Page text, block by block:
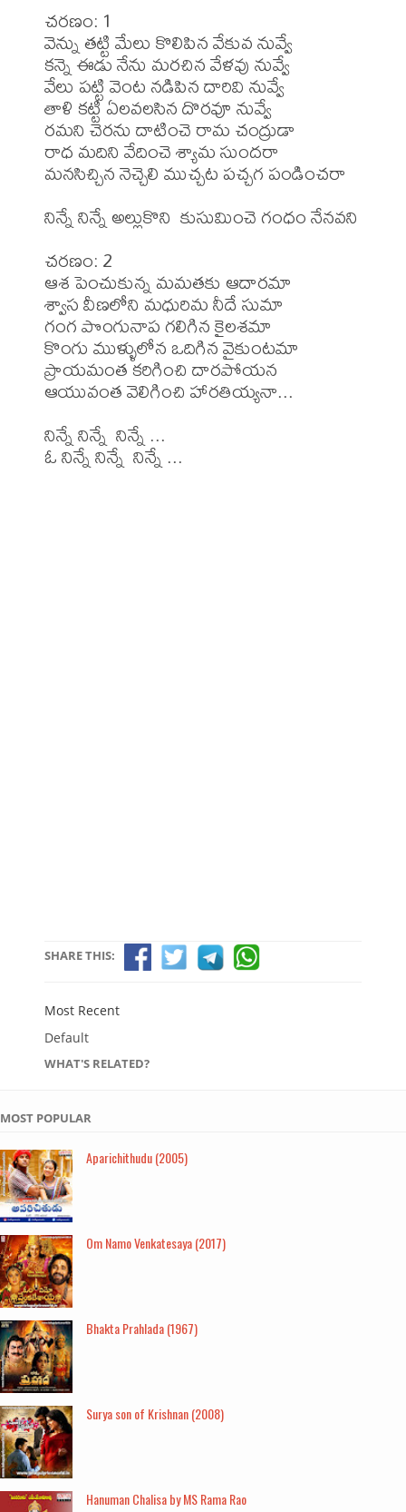
చరణం: 1
వెన్ను తట్టి మేలు కొలిపిన వేకువ నువ్వే
కన్నె ఈడు నేను మరచిన వేళవు నువ్వే
వేలు పట్టి వెంట నడిపిన దారివి నువ్వే
తాళి కట్టి ఏలవలసిన దొరవూ నువ్వే
రమని చెరను దాటించె రామ చంద్రుడా
రాధ మదిని వేదించె శ్యామ సుందరా
మనసిచ్చిన నెచ్చెలి ముచ్చట పచ్చగ పండించరా
నిన్నే నిన్నే అల్లుకొని  కుసుమించె గంధం నేనవని
చరణం: 2
ఆశ పెంచుకున్న మమతకు ఆదారమా
శ్వాస వీణలోని మధురిమ నీదే సుమా
గంగ పొంగునాప గలిగిన కైలశమా
కొంగు ముళ్ళులోన ఒదిగిన వైకుంటమా
ప్రాయమంత కరిగించి దారపోయన
ఆయువంత వెలిగించి హారతియ్యనా...
నిన్నే నిన్నే  నిన్నే ...
ఓ నిన్నే నిన్నే  నిన్నే ...
SHARE THIS:
Most Recent
Default
WHAT'S RELATED?
MOST POPULAR
Aparichithudu (2005)
Om Namo Venkatesaya (2017)
Bhakta Prahlada (1967)
Surya son of Krishnan (2008)
Hanuman Chalisa by MS Rama Rao